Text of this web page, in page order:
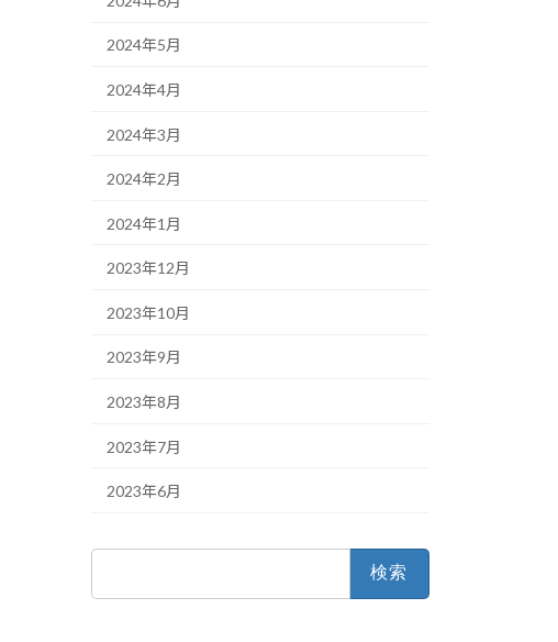
2024年5月
2024年4月
2024年3月
2024年2月
2024年1月
2023年12月
2023年10月
2023年9月
2023年8月
2023年7月
2023年6月